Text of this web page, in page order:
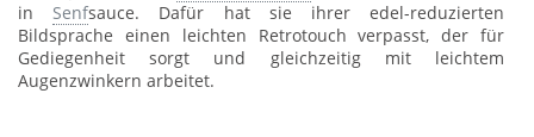
in Senfsauce. Dafür hat sie ihrer edel-reduzierten
Bildsprache einen leichten Retrotouch verpasst, der für
Gediegenheit sorgt und gleichzeitig mit leichtem
Augenzwinkern arbeitet.